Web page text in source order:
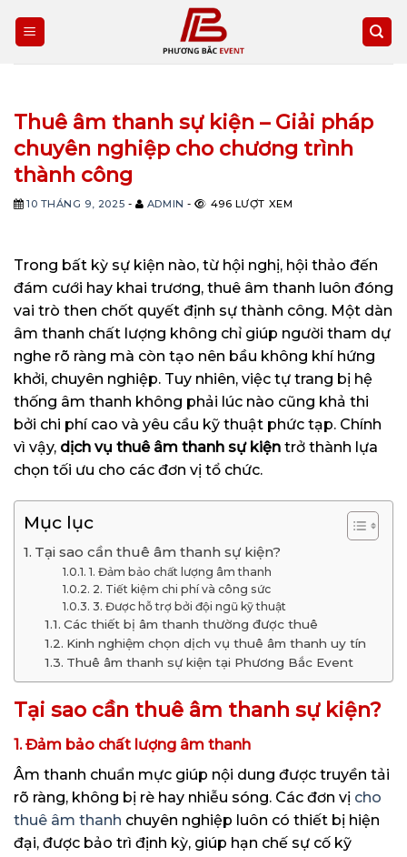
Thuê âm thanh sự kiện – Giải pháp
chuyên nghiệp cho chương trình
thành công
10 THÁNG 9, 2025 - ADMIN - 496 LƯỢT XEM
Trong bất kỳ sự kiện nào, từ hội nghị, hội thảo đến
đám cưới hay khai trương, thuê âm thanh luôn đóng
vai trò then chốt quyết định sự thành công. Một dàn
âm thanh chất lượng không chỉ giúp người tham dự
nghe rõ ràng mà còn tạo nên bầu không khí hứng
khởi, chuyên nghiệp. Tuy nhiên, việc tự trang bị hệ
thống âm thanh không phải lúc nào cũng khả thi
bởi chi phí cao và yêu cầu kỹ thuật phức tạp. Chính
vì vậy, dịch vụ thuê âm thanh sự kiện trở thành lựa
chọn tối ưu cho các đơn vị tổ chức.
Mục lục
Tại sao cần thuê âm thanh sự kiện?
1. Đảm bảo chất lượng âm thanh
2. Tiết kiệm chi phí và công sức
3. Được hỗ trợ bởi đội ngũ kỹ thuật
Các thiết bị âm thanh thường được thuê
Kinh nghiệm chọn dịch vụ thuê âm thanh uy tín
Thuê âm thanh sự kiện tại Phương Bắc Event
Tại sao cần thuê âm thanh sự kiện?
1. Đảm bảo chất lượng âm thanh
Âm thanh chuẩn mực giúp nội dung được truyền tải
rõ ràng, không bị rè hay nhiễu sóng. Các đơn vị cho
thuê âm thanh chuyên nghiệp luôn có thiết bị hiện
đại, được bảo trì định kỳ, giúp hạn chế sự cố kỹ